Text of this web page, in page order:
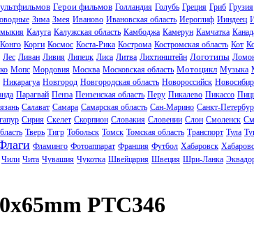
Герои фильмов Голландия Голубь Греция Гриб Грузия
Зима Змея Иваново Ивановская область Иероглиф Ииндеец
Калуга Калужская область Камбоджа Камерун Камчатка
Конго Корги Космос Коста-Рика Кострома Костромская область Кот
Лес Ливан Ливия Липецк Лиса Литва Лихтинштейн Логотипы
Мопс Мордовия Москва Московская область Мотоцикл Музыка
Никарагуа Новгород Новгородская область Новороссийск
Парагвай Пенза Пензенская область Перу Пикалево Пикассо
Салават Самара Самарская область Сан-Марино Санкт-
Сирия Скелет Скорпион Словакия Словении Слон Смоленск
Тверь Тигр Тобольск Томск Томская область Транспорт Тула
Фламинго Фотоаппарат Франция Футбол Хабаровск
Чили Чита Чувашия Чукотка Швейцария Швеция Шри-Ланка
PTC346